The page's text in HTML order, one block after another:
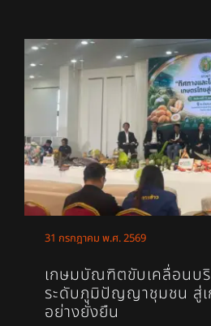
31 กรกฎาคม พ.ศ. 2569
เกษมบัณฑิตขับเคลื่อนบริ
ระดับภูมิปัญญาชุมชน สู่
อย่างยั่งยืน